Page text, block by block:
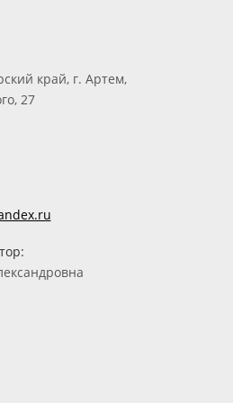
край, г. Артем,
27